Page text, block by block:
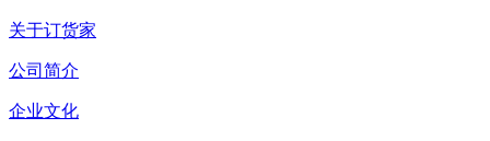
关于订货家
公司简介
企业文化